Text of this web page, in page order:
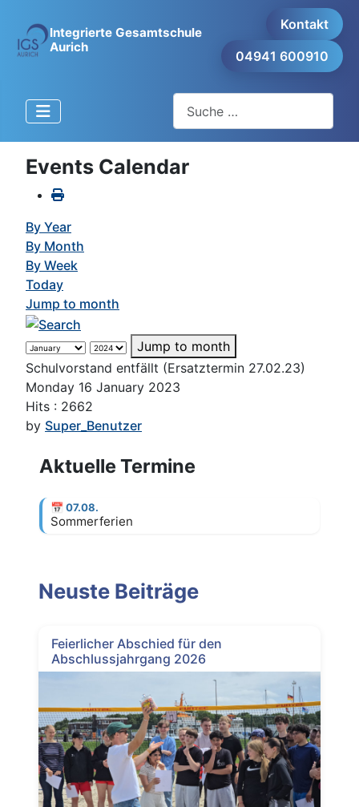
Integrierte Gesamtschule
Aurich
Kontakt
04941 600910
Events Calendar
By Year
By Month
By Week
Today
Jump to month
Jump to month
Schulvorstand entfällt (Ersatztermin 27.02.23)
Monday 16 January 2023
Hits : 2662
by Super_Benutzer
Aktuelle Termine
📅 07.08.
Sommerferien
Neuste Beiträge
Feierlicher Abschied für den
Abschlussjahrgang 2026